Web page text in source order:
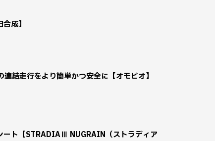
成】
結走行をより簡単かつ安全に【オモビオ】
ート【STRADIAⅢ NUGRAIN（ストラディア